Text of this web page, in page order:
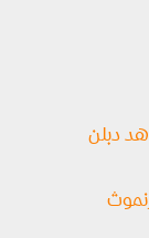
دبلن